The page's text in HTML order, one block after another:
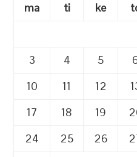
ma
ti ke
3
4 5
10
11 12
17
18 19
24
25 26